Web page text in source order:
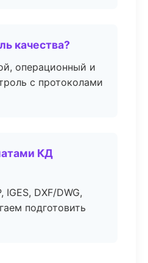
качества?
операционный и
с протоколами
КД
DXF/DWG,
подготовить